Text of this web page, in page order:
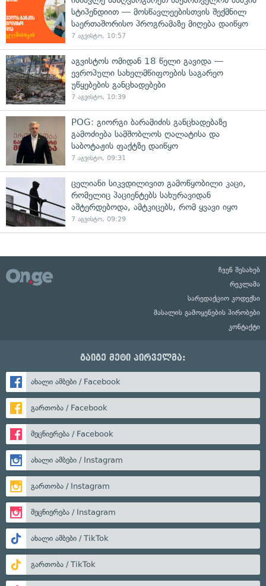
სტიპენდიით — მოსწავლეებისთვის შექმნილ
საერთაშორისო პროგრამაზე მიღება დაიწყო
7 აგვისტო, 10:57
აგვისტოს ომიდან 18 წელი გავიდა —
ევროპული სახელმწიფოების საგარეო
უწყებების განცხადებები
7 აგვისტო, 10:39
POG: გიორგი ბარამიძის განცხადებაზე
გამოძიება სამშობლოს ღალატისა და
საბოტაჟის ფაქტზე დაიწყო
7 აგვისტო, 09:31
ცელიანი სიკვდილივით გამოწყობილი კაცი,
რომელიც პაციენტებს სახურავიდან
აშტერდებოდა, ამტკიცებს, რომ ყვავი იყო
7 აგვისტო, 09:29
ჩვენ შესახებ
რეკლამა
სარედაქციო კოდექსი
მასალის გამოყენების პირობები
კონტაქტი
გაიგე მეტი პირველმა:
ახალი ამბები / Facebook
გართობა / Facebook
მეცნიერება / Facebook
ახალი ამბები / Instagram
გართობა / Instagram
მეცნიერება / Instagram
ახალი ამბები / TikTok
გართობა / TikTok